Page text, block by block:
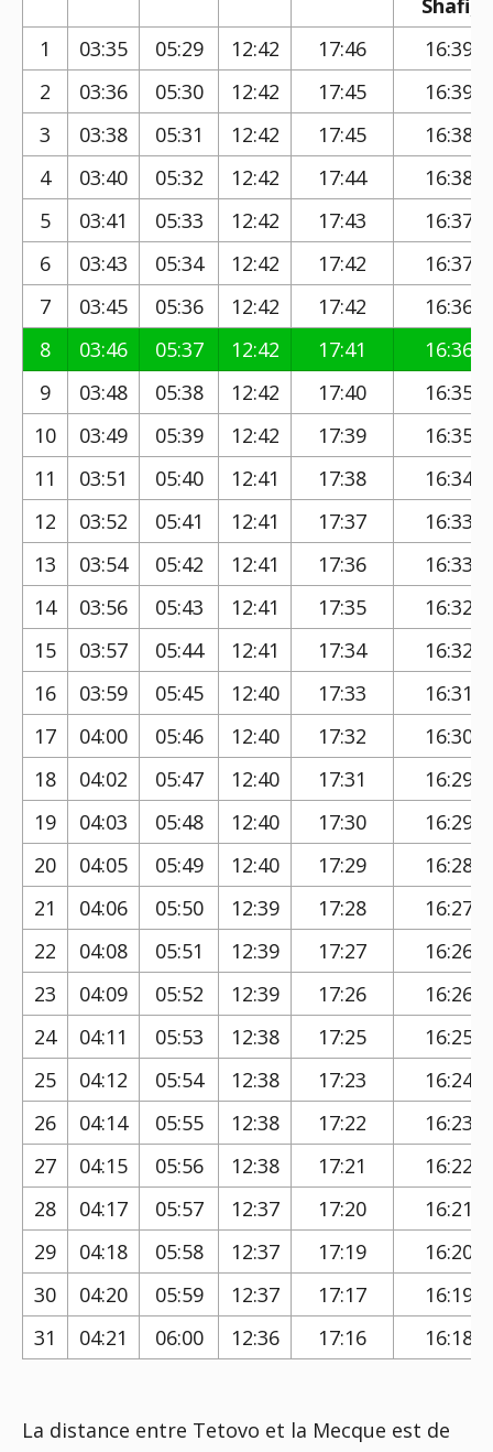
Shafi)
1
03:35 05:29 12:42 17:46
16:39
2
03:36 05:30 12:42 17:45
16:39
3
03:38 05:31 12:42 17:45
16:38
4
03:40 05:32 12:42 17:44
16:38
5
03:41 05:33 12:42 17:43
16:37
6
03:43 05:34 12:42 17:42
16:37
7
03:45 05:36 12:42 17:42
16:36
8
03:46 05:37 12:42 17:41
16:36
9
03:48 05:38 12:42 17:40
16:35
10
03:49 05:39 12:42 17:39
16:35
11
03:51 05:40 12:41 17:38
16:34
12
03:52 05:41 12:41 17:37
16:33
13
03:54 05:42 12:41 17:36
16:33
14
03:56 05:43 12:41 17:35
16:32
15
03:57 05:44 12:41 17:34
16:32
16
03:59 05:45 12:40 17:33
16:31
17
04:00 05:46 12:40 17:32
16:30
18
04:02 05:47 12:40 17:31
16:29
19
04:03 05:48 12:40 17:30
16:29
20
04:05 05:49 12:40 17:29
16:28
21
04:06 05:50 12:39 17:28
16:27
22
04:08 05:51 12:39 17:27
16:26
23
04:09 05:52 12:39 17:26
16:26
24
04:11 05:53 12:38 17:25
16:25
25
04:12 05:54 12:38 17:23
16:24
26
04:14 05:55 12:38 17:22
16:23
27
04:15 05:56 12:38 17:21
16:22
28
04:17 05:57 12:37 17:20
16:21
29
04:18 05:58 12:37 17:19
16:20
30
04:20 05:59 12:37 17:17
16:19
31
04:21 06:00 12:36 17:16 16:18
La distance entre Tetovo et la Mecque est de